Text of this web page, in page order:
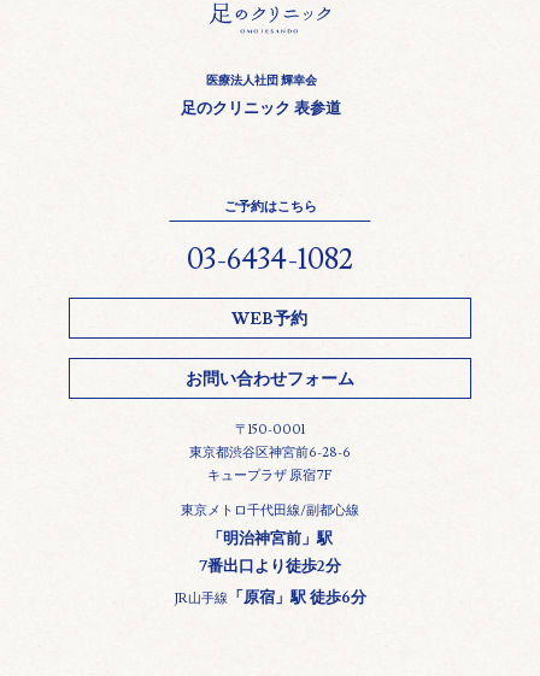
医療法人社団 輝幸会
足のクリニック 表参道
ご予約はこちら
03-6434-1082
WEB予約
お問い合わせフォーム
〒150-0001
東京都渋谷区神宮前6-28-6
キュープラザ 原宿7F
東京メトロ千代田線/副都心線
「明治神宮前」駅
7番出口より徒歩2分
JR山手線 「原宿」駅 徒歩6分